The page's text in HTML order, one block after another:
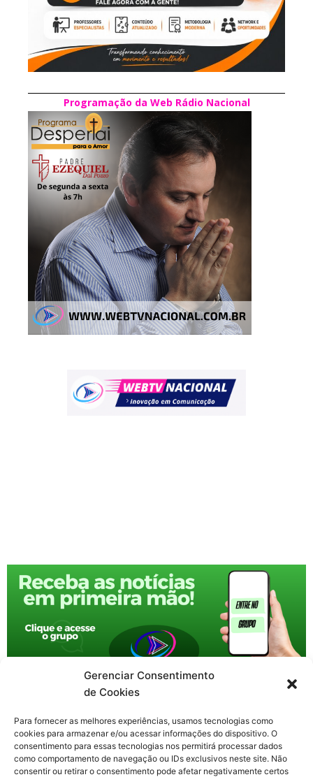
Gerenciar Consentimento
de Cookies
Para fornecer as melhores experiências, usamos tecnologias como
cookies para armazenar e/ou acessar informações do dispositivo. O
consentimento para essas tecnologias nos permitirá processar dados
como comportamento de navegação ou IDs exclusivos neste site. Não
consentir ou retirar o consentimento pode afetar negativamente certos
Programação da Web Rádio Nacional